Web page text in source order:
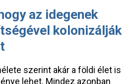
az idegenek
kolonizálják
szerint akár a földi élet is
lehet. Mindez azonban